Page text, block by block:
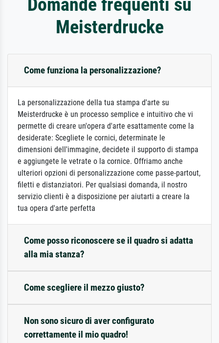
Meisterdrucke
Come funziona la personalizzazione?
La personalizzazione della tua stampa d'arte su
Meisterdrucke è un processo semplice e intuitivo che vi
permette di creare un'opera d'arte esattamente come la
desiderate: Scegliete le cornici, determinate le
dimensioni dell'immagine, decidete il supporto di stampa
e aggiungete le vetrate o la cornice. Offriamo anche
ulteriori opzioni di personalizzazione come passe-partout,
filetti e distanziatori. Per qualsiasi domanda, il nostro
servizio clienti è a disposizione per aiutarti a creare la
tua opera d'arte perfetta
Come posso riconoscere se il quadro si adatta
alla mia stanza?
Come scegliere il mezzo giusto?
Non sono sicuro di aver configurato
correttamente il mio quadro!